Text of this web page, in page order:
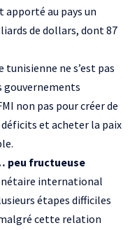
au pays un
de dollars, dont 87
ne s’est pas
gouvernements
non pas pour créer de
et acheter la paix
peu fructueuse
international
étapes difficiles
cette relation